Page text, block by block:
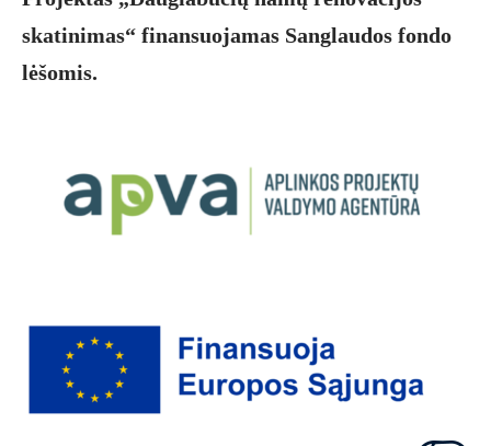
skatinimas“ finansuojamas Sanglaudos fondo
lėšomis.